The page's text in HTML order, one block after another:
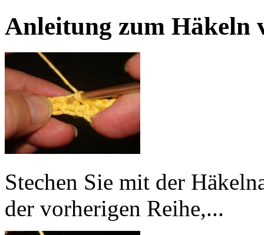
Anleitung zum Häkeln
Stechen Sie mit der
der vorherigen Reihe,...